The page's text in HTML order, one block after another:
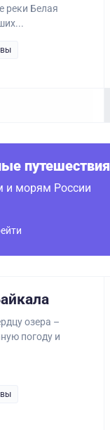
реки Белая
путешествия
и морям России
озера –
погоду и